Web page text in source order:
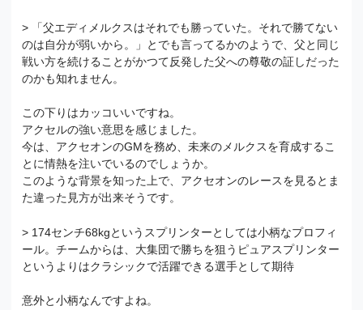
> 「父エディメルクスはそれでも勝っていた。それで勝てない
のは自分が弱いから。」とでも言ってるかのようで、父と同じ
戦い方を続けることがかつて反発した父への尊敬の証しだった
のかも知れません。
この下りはカッコいいですね。
アクセルの強い意思を感じました。
今は、アクセオンのGMを務め、未来のメルクスを育成するこ
とに情熱を注いでいるのでしょうか。
このような背景を知った上で、アクセオンのレースを見るとま
た違った見方が出来そうです。
> 174センチ68kgというスプリンターとしては小柄なプロフィ
ール。チームからは、大集団で勝ちを狙うピュアスプリンター
というよりはクラシックで活躍できる選手として期待
意外と小柄なんですよね。